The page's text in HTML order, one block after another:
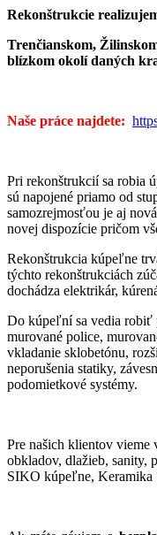
Rekonštrukcie
Trenčianskom,
blízkom okolí daných
Naše práce najdete:
Pri rekonštrukcií sa robia
sú napojené priamo od
samozrejmosťou je aj
novej dispozície pričom
Rekonštrukcia kúpeľne
týchto rekonštrukciách
dochádza elektrikár,
Do kúpeľní sa vedia robiť
murované police,
vkladanie sklobetónu,
neporušenia statiky,
podomietkové systémy.
Pre našich klientov
obkladov, dlažieb, sanity,
SIKO kúpeľne, Keramika